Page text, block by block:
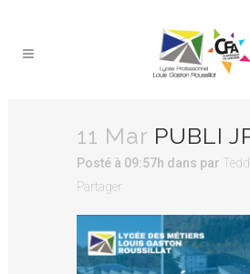
11 Mar PUBLI
Posté à 09:57h dans par
Partager